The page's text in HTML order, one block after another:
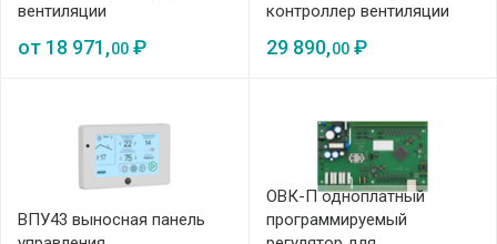
вентиляции
от 18 971,00 ₽
контроллер вентиляции
29 890,00₽
ВПУ43 выносная панель
ОВК-П одноплатный
программируемый